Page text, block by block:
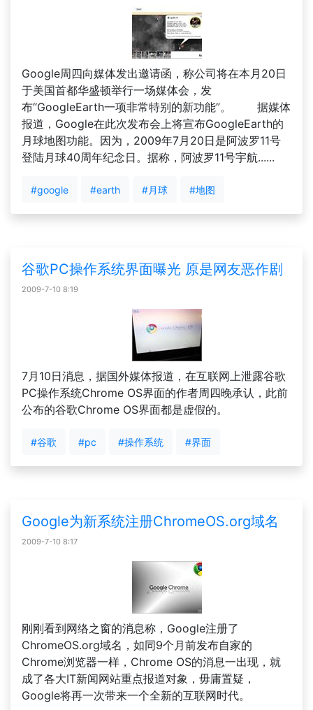
Google周四向媒体发出邀请函，称公司将在本月20日
于美国首都华盛顿举行一场媒体会，发
布“GoogleEarth一项非常特别的新功能”。 据媒体
报道，Google在此次发布会上将宣布GoogleEarth的
月球地图功能。因为，2009年7月20日是阿波罗11号
登陆月球40周年纪念日。据称，阿波罗11号宇航......
#google #earth #月球 #地图
谷歌PC操作系统界面曝光 原是网友恶作剧
2009-7-10 8:19
7月10日消息，据国外媒体报道，在互联网上泄露谷歌
PC操作系统Chrome OS界面的作者周四晚承认，此前
公布的谷歌Chrome OS界面都是虚假的。
#谷歌 #pc #操作系统 #界面
Google为新系统注册ChromeOS.org域名
2009-7-10 8:17
刚刚看到网络之窗的消息称，Google注册了
ChromeOS.org域名，如同9个月前发布自家的
Chrome浏览器一样，Chrome OS的消息一出现，就
成了各大IT新闻网站重点报道对象，毋庸置疑，
Google将再一次带来一个全新的互联网时代。